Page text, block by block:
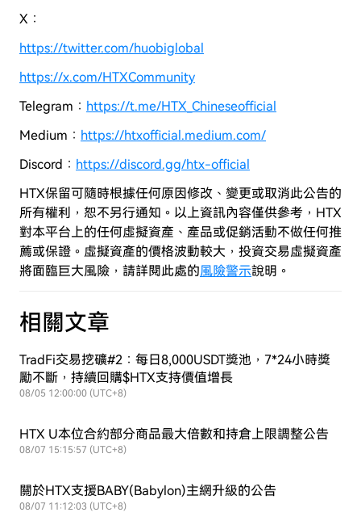
X：
https://twitter.com/huobiglobal
https://x.com/HTXCommunity
Telegram： https://t.me/HTX_Chineseofficial
Medium： https://htxofficial.medium.com/
Discord： https://discord.gg/htx-official
HTX保留可隨時根據任何原因修改、變更或取消此公告的
所有權利，恕不另行通知。以上資訊內容僅供參考，HTX
對本平台上的任何虛擬資產、產品或促銷活動不做任何推
薦或保證。虛擬資產的價格波動較大，投資交易虛擬資產
將面臨巨大風險， 請詳閱此處的風險警示說明。
相關文章
TradFi交易挖礦#2：每日8,000USDT獎池，7*24小時獎
勵不斷，持續回購$HTX支持價值增長
08/05 12:00:00 (UTC+8)
HTX U本位合約部分商品最大倍數和持倉上限調整公告
08/07 15:15:57 (UTC+8)
關於HTX支援BABY(Babylon)主網升級的公告
08/07 11:12:03 (UTC+8)